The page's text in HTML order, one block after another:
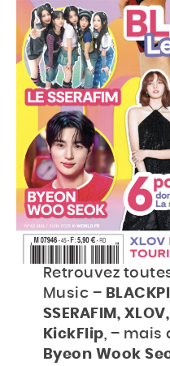
Rechercher
sur
le
site
Mag
Retrouvez
Music –
SSERAFIM,
KickFlip, – mais
Byeon Wook